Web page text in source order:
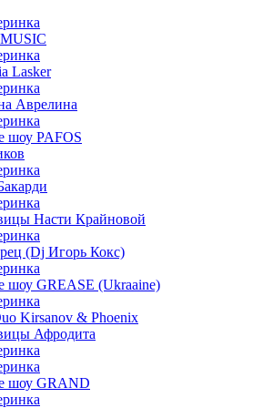
Lasker
Аврелина
шоу PAFOS
Насти Крайновой
(Dj Игорь Кокс)
шоу GREASE (Ukraaine)
Kirsanov & Phoenix
Афродита
шоу GRAND